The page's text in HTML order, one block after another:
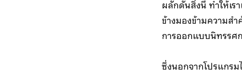
ผลักดันสิ่งนี้ ทำให้เ
ข้างมองข้ามความส
การออกแบบนิทรรศ
ซึ่งนอกจากโปรแกร